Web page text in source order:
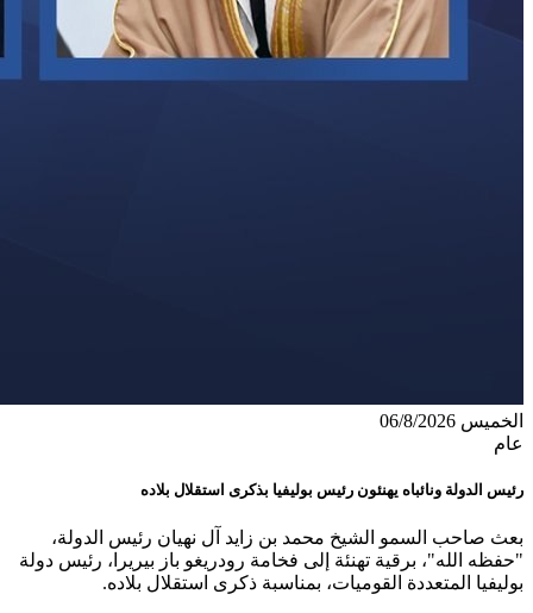
الخميس 06/8/2026
عام
رئيس الدولة ونائباه يهنئون رئيس بوليفيا بذكرى استقلال بلاده
بعث صاحب السمو الشيخ محمد بن زايد آل نهيان رئيس الدولة،
"حفظه الله"، برقية تهنئة إلى فخامة رودريغو باز بيريرا، رئيس دولة
بوليفيا المتعددة القوميات، بمناسبة ذكرى استقلال بلاده.